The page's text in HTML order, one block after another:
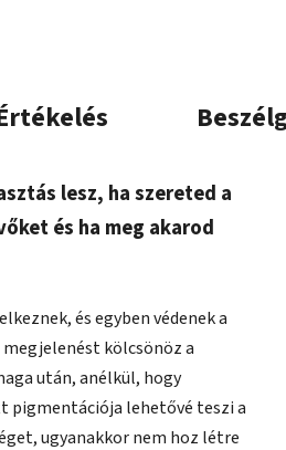
lesz, ha szereted a
és ha meg akarod
és egyben védenek a
kölcsönöz a
után, anélkül, hogy
pigmentációja lehetővé teszi a
ugyanakkor nem hoz létre